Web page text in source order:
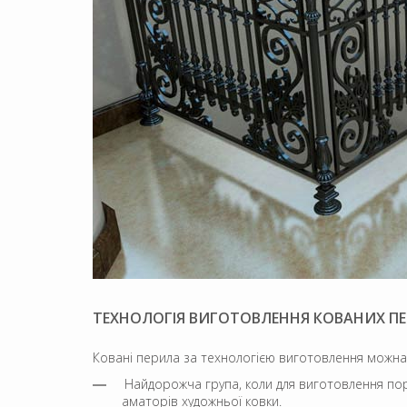
ТЕХНОЛОГІЯ ВИГОТОВЛЕННЯ КОВАНИХ
Ковані перила за технологією виготовлення
Найдорожча група, коли для виготовлення
аматорів художньої ковки.